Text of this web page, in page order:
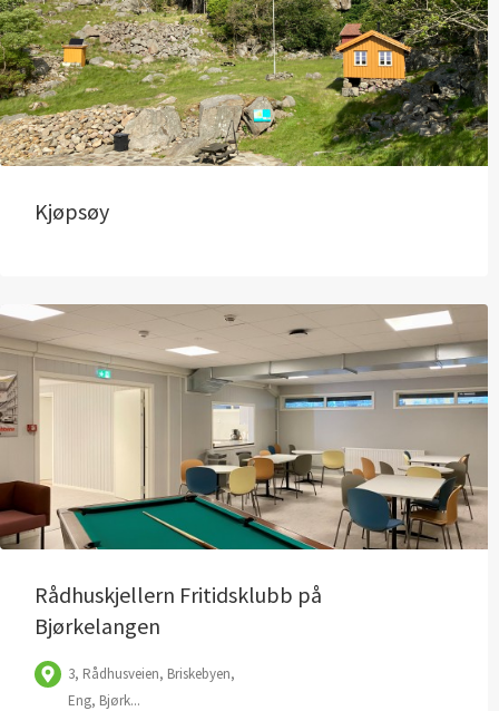
Kjøpsøy
Rådhuskjellern Fritidsklubb på
Bjørkelangen
3, Rådhusveien, Briskebyen,
Eng, Bjørk...